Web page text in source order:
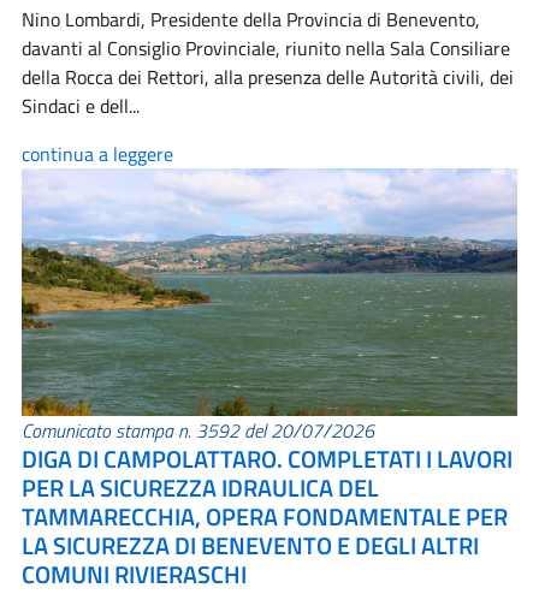
Nino Lombardi, Presidente della Provincia di Benevento,
davanti al Consiglio Provinciale, riunito nella Sala Consiliare
della Rocca dei Rettori, alla presenza delle Autorità civili, dei
Sindaci e dell...
continua a leggere
Comunicato stampa n. 3592 del 20/07/2026
DIGA DI CAMPOLATTARO. COMPLETATI I LAVORI
PER LA SICUREZZA IDRAULICA DEL
TAMMARECCHIA, OPERA FONDAMENTALE PER
LA SICUREZZA DI BENEVENTO E DEGLI ALTRI
COMUNI RIVIERASCHI